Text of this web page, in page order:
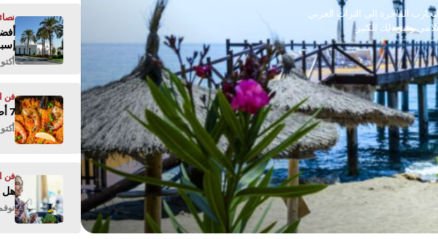
الفاخرة إلى التراث العربي
وغير ذلك الكثير.
أكتوبر
فن
7 أطباق إسبانية يجب أن تجربها
أكتوبر 13,
فن
هل
نوفمبر